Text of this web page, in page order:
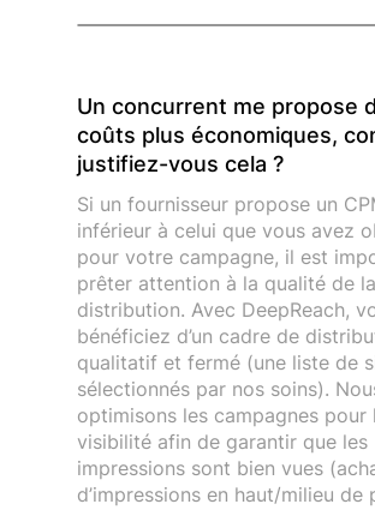
Un concurrent me propose
coûts plus économiques,
justifiez-vous cela ?
Si un fournisseur propose un
inférieur à celui que vous avez
pour votre campagne, il est
prêter attention à la qualité de la
distribution. Avec DeepReach,
bénéficiez d’un cadre de
qualitatif et fermé (une liste de
sélectionnés par nos soins).
optimisons les campagnes pour
visibilité afin de garantir que les
impressions sont bien vues
d’impressions en haut/milieu de